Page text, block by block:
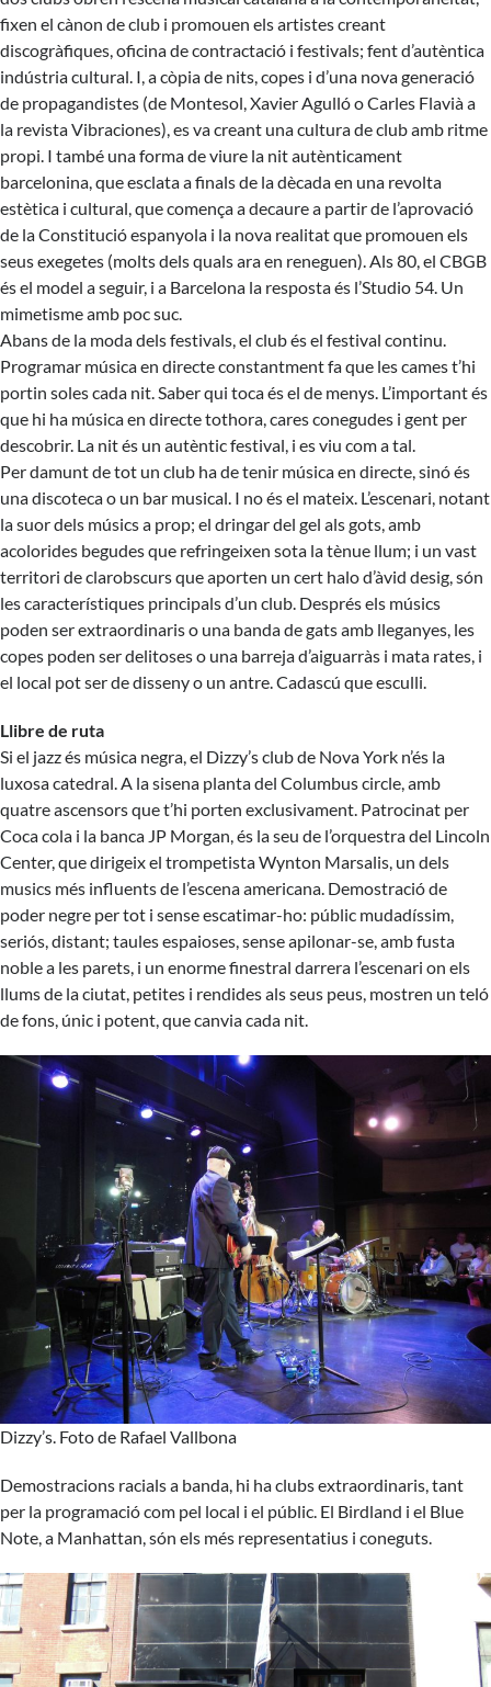
fixen el cànon de club i promouen els artistes creant
discogràfiques, oficina de contractació i festivals; fent d’autèntica
indústria cultural. I, a còpia de nits, copes i d’una nova generació
de propagandistes (de Montesol, Xavier Agulló o Carles Flavià a
la revista Vibraciones), es va creant una cultura de club amb ritme
propi. I també una forma de viure la nit autènticament
barcelonina, que esclata a finals de la dècada en una revolta
estètica i cultural, que comença a decaure a partir de l’aprovació
de la Constitució espanyola i la nova realitat que promouen els
seus exegetes (molts dels quals ara en reneguen). Als 80, el CBGB
és el model a seguir, i a Barcelona la resposta és l’Studio 54. Un
mimetisme amb poc suc.
Abans de la moda dels festivals, el club és el festival continu.
Programar música en directe constantment fa que les cames t’hi
portin soles cada nit. Saber qui toca és el de menys. L’important és
que hi ha música en directe tothora, cares conegudes i gent per
descobrir. La nit és un autèntic festival, i es viu com a tal.
Per damunt de tot un club ha de tenir música en directe, sinó és
una discoteca o un bar musical. I no és el mateix. L’escenari, notant
la suor dels músics a prop; el dringar del gel als gots, amb
acolorides begudes que refringeixen sota la tènue llum; i un vast
territori de clarobscurs que aporten un cert halo d’àvid desig, són
les característiques principals d’un club. Després els músics
poden ser extraordinaris o una banda de gats amb lleganyes, les
copes poden ser delitoses o una barreja d’aiguarràs i mata rates, i
el local pot ser de disseny o un antre. Cadascú que esculli.
Llibre de ruta
Si el jazz és música negra, el Dizzy’s club de Nova York n’és la
luxosa catedral. A la sisena planta del Columbus circle, amb
quatre ascensors que t’hi porten exclusivament. Patrocinat per
Coca cola i la banca JP Morgan, és la seu de l’orquestra del Lincoln
Center, que dirigeix el trompetista Wynton Marsalis, un dels
musics més influents de l’escena americana. Demostració de
poder negre per tot i sense escatimar-ho: públic mudadíssim,
seriós, distant; taules espaioses, sense apilonar-se, amb fusta
noble a les parets, i un enorme finestral darrera l’escenari on els
llums de la ciutat, petites i rendides als seus peus, mostren un teló
de fons, únic i potent, que canvia cada nit.
Dizzy’s. Foto de Rafael Vallbona
Demostracions racials a banda, hi ha clubs extraordinaris, tant
per la programació com pel local i el públic. El Birdland i el Blue
Note, a Manhattan, són els més representatius i coneguts.